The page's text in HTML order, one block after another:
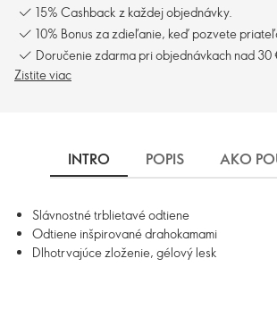
15% Cashback z každej objednávky.
10% Bonus za zdieľanie, keď pozvete
Doručenie zdarma pri objednávkach nad 30
Zistite viac
INTRO POPIS AKO
Slávnostné trblietavé odtiene
Odtiene inšpirované drahokamami
Dlhotrvajúce zloženie, gélový lesk